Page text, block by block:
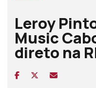
Leroy
Music
direto na